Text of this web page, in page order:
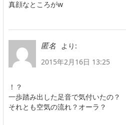
真顔なところがw
匿名
より:
2015年2月16日 13:25
！？
一歩踏み出した足音で気付いたの？
それとも空気の流れ？オーラ？